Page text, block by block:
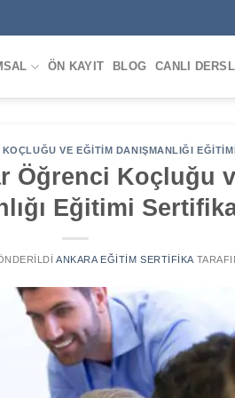
ÖN KAYIT BLOG CANLI
KOÇLUĞU VE EĞITIM DANIŞMANLIĞI
Öğrenci Koçluğu
Eğitimi
ANKARA EĞITIM SERTIFIKA